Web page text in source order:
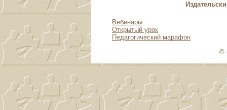
Вебинары
Открытый урок
Педагогический марафон
©